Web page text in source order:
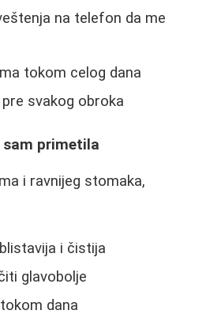
na telefon da me
tokom celog dana
svakog obroka
primetila
i ravnijeg stomaka,
i čistija
glavobolje
dana